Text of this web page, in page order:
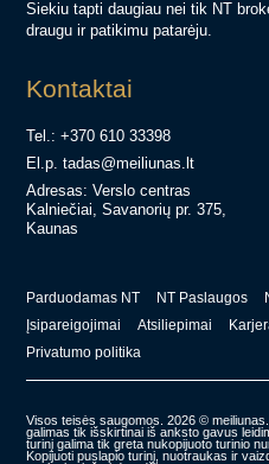
Siekiu tapti daugiau nei tik NT
draugu ir patikimu patarėju.
Kontaktai
Tel.: +370 610 33398
El.p. tadas@meiliunas.lt
Adresas: Verslo centras
Kalniečiai, Savanorių pr. 375,
Kaunas
Parduodamas NT NT Paslaugos
Įsipareigojimai
Atsiliepimai
Privatumo politika
Visos teisės saugomos. 2026 ©
galimas tik išskirtinai iš anksto gavus
turinį galima tik greta nukopijuoto turinio
Kopijuoti puslapio turinį, nuotraukas ir